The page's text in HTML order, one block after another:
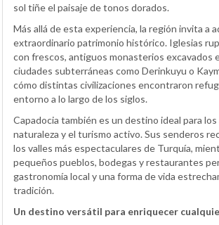
sol tiñe el paisaje de tonos dorados.
Más allá de esta experiencia, la región invita a
extraordinario patrimonio histórico. Iglesias
con frescos, antiguos monasterios excavados
ciudades subterráneas como Derinkuyu o
cómo distintas civilizaciones encontraron
entorno a lo largo de los siglos.
Capadocia también es un destino ideal para los
naturaleza y el turismo activo. Sus senderos
los valles más espectaculares de Turquía,
pequeños pueblos, bodegas y restaurantes
gastronomía local y una forma de vida
tradición.
Un destino versátil para enriquecer